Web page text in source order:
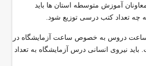
آموزش متوسطه استان ها باید
تعداد کتب درسی توزیع شود
ساعت دروس به خصوص ساعت آزمایشگاه در
نیروی انسانی درس آزمایشگاه به تعداد